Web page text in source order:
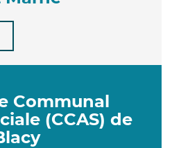
Communal
(CCAS) de